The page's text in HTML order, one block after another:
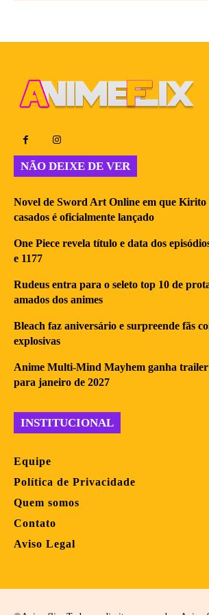
NÃO DEIXE DE VER
Novel de Sword Art Online em que Kirito
casados é oficialmente lançado
One Piece revela título e data dos
e 1177
Rudeus entra para o seleto top 10 de
amados dos animes
Bleach faz aniversário e surpreende fãs
explosivas
Anime Multi-Mind Mayhem ganha trailer
para janeiro de 2027
INSTITUCIONAL
Equipe
Política de Privacidade
Quem somos
Contato
Aviso Legal